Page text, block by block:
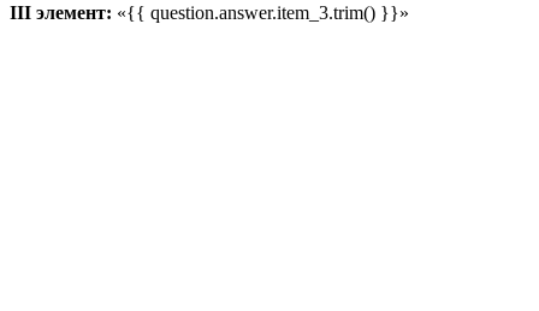
III элемент: «{{ question.answer.item_3.trim() }}»